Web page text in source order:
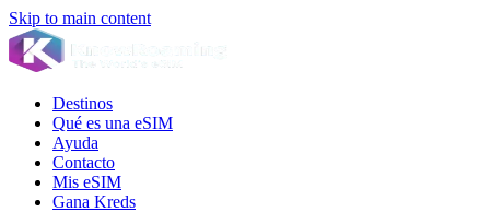
Skip to main content
Destinos
Qué es una eSIM
Ayuda
Contacto
Mis eSIM
Gana Kreds